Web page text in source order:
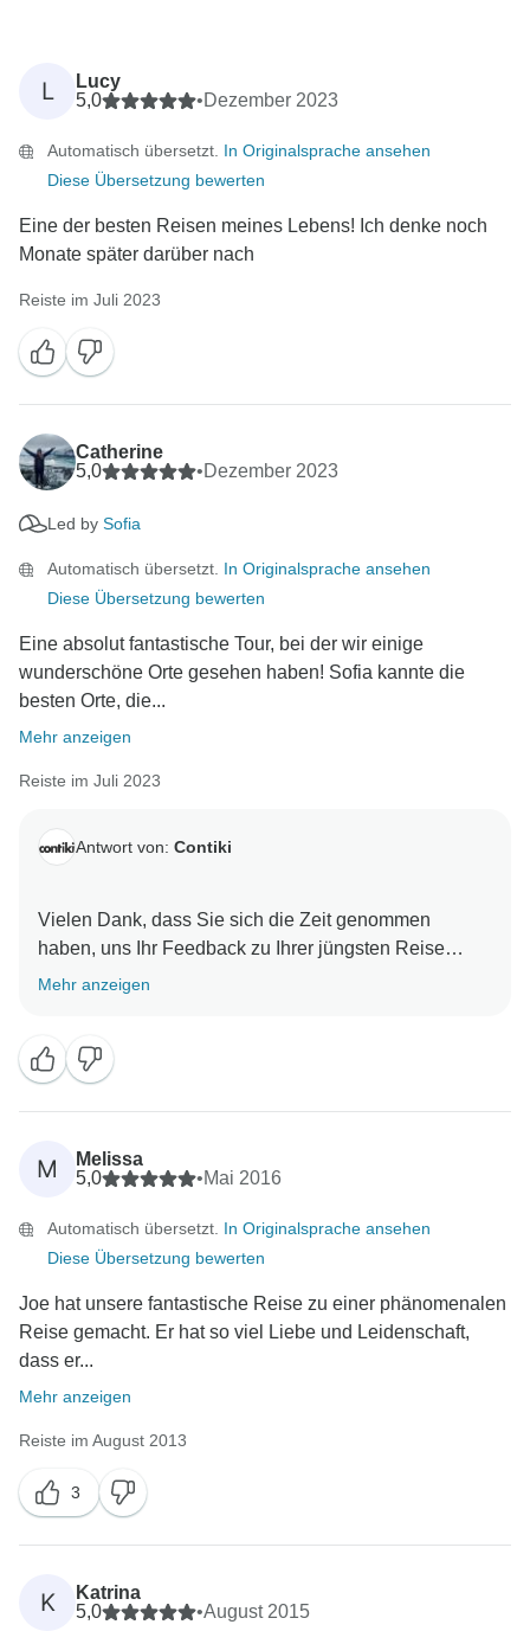
L
Lucy
5,0
•Dezember 2023
Automatisch übersetzt. In Originalsprache ansehen
Diese Übersetzung bewerten
Eine der besten Reisen meines Lebens! Ich denke noch
Monate später darüber nach
Reiste im Juli 2023
Catherine
5,0
•Dezember 2023
Led by Sofia
Automatisch übersetzt. In Originalsprache ansehen
Diese Übersetzung bewerten
Eine absolut fantastische Tour, bei der wir einige
wunderschöne Orte gesehen haben! Sofia kannte die
besten Orte, die...
Mehr anzeigen
Reiste im Juli 2023
Antwort von: Contiki
Vielen Dank, dass Sie sich die Zeit genommen
haben, uns Ihr Feedback zu Ihrer jüngsten Reise
mitzuteilen. Wir freuen uns sehr, dass unser Trip
sind bestrebt, unseren Reisenden das bestmögliche
Reiseerlebnis zu bieten und sie mit einer neu
entdeckten Neugierde und Lust auf neue Abenteuer
zu entlassen. Vielen Dank, dass Sie sich für eine
Mehr anzeigen
M
Melissa
5,0
•Mai 2016
Automatisch übersetzt. In Originalsprache ansehen
Diese Übersetzung bewerten
Joe hat unsere fantastische Reise zu einer phänomenalen
Reise gemacht. Er hat so viel Liebe und Leidenschaft,
dass er...
Mehr anzeigen
Reiste im August 2013
3
K
Katrina
5,0
•August 2015